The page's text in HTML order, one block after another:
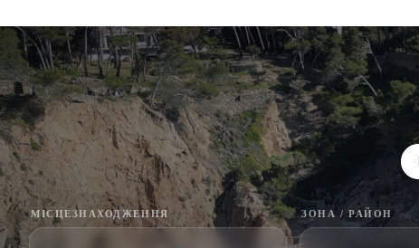
МІСЦЕЗНАХОДЖЕННЯ ЗОНА / РАЙОН